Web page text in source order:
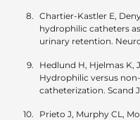
Chartier-Kastler E,
hydrophilic catheters
urinary retention.
Hedlund H, Hjelmas K,
Hydrophilic versus
catheterization. Scand
Prieto J, Murphy CL,